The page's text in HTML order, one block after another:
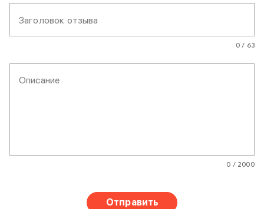
Заголовок отзыва
0 / 63
Описание
0 / 2000
Отправить